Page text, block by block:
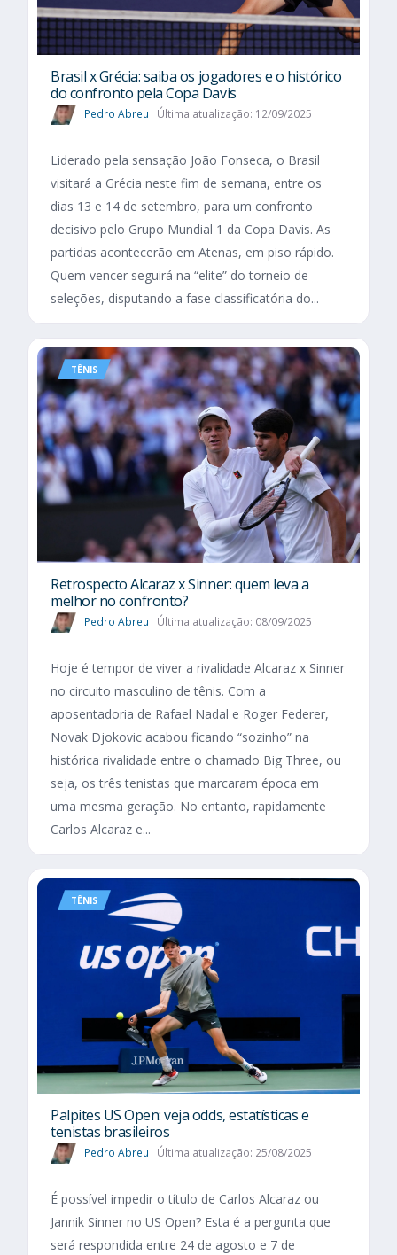
Brasil x Grécia: saiba os jogadores e o histórico
do confronto pela Copa Davis
Pedro Abreu Última atualização: 12/09/2025
Liderado pela sensação João Fonseca, o Brasil
visitará a Grécia neste fim de semana, entre os
dias 13 e 14 de setembro, para um confronto
decisivo pelo Grupo Mundial 1 da Copa Davis. As
partidas acontecerão em Atenas, em piso rápido.
Quem vencer seguirá na “elite” do torneio de
seleções, disputando a fase classificatória do...
TÊNIS
Retrospecto Alcaraz x Sinner: quem leva a
melhor no confronto?
Pedro Abreu Última atualização: 08/09/2025
Hoje é tempor de viver a rivalidade Alcaraz x Sinner
no circuito masculino de tênis. Com a
aposentadoria de Rafael Nadal e Roger Federer,
Novak Djokovic acabou ficando “sozinho” na
histórica rivalidade entre o chamado Big Three, ou
seja, os três tenistas que marcaram época em
uma mesma geração. No entanto, rapidamente
Carlos Alcaraz e...
TÊNIS
Palpites US Open: veja odds, estatísticas e
tenistas brasileiros
Pedro Abreu Última atualização: 25/08/2025
É possível impedir o título de Carlos Alcaraz ou
Jannik Sinner no US Open? Esta é a pergunta que
será respondida entre 24 de agosto e 7 de